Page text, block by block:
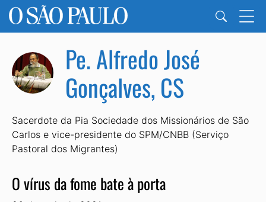
Pe. Alfredo José
Gonçalves, CS
Sacerdote da Pia Sociedade dos Missionários de São
Carlos e vice-presidente do SPM/CNBB (Serviço
Pastoral dos Migrantes)
O vírus da fome bate à porta